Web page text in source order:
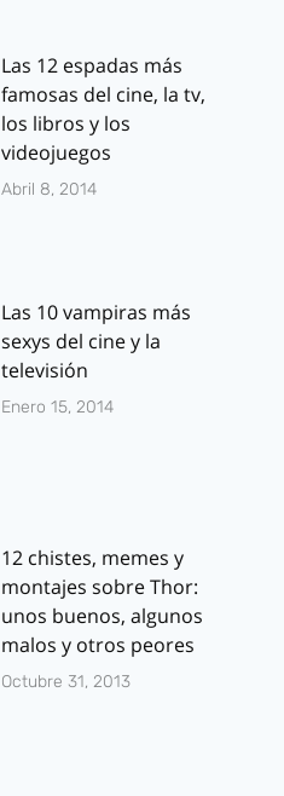
Las 12 espadas más
famosas del cine, la tv,
los libros y los
videojuegos
Abril 8, 2014
Las 10 vampiras más
sexys del cine y la
televisión
Enero 15, 2014
12 chistes, memes y
montajes sobre Thor:
unos buenos, algunos
malos y otros peores
Octubre 31, 2013